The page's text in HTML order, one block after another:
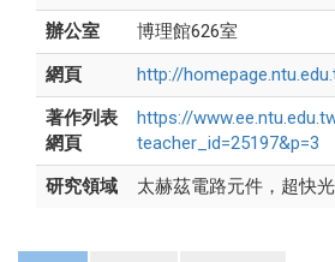
辦公室
博理館626室
網頁
http://
著作列表
網頁
https://
teacher_id=25197&p=3
研究領域
太赫茲電路元件，超快